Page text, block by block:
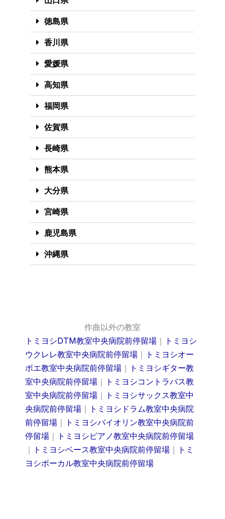
徳島県
香川県
愛媛県
高知県
福岡県
佐賀県
長崎県
熊本県
大分県
宮崎県
鹿児島県
沖縄県
作曲以外の教室
トミヨシDTM教室中央病院前停留場 ｜ トミヨシ
ウクレレ教室中央病院前停留場 ｜ トミヨシオー
ボエ教室中央病院前停留場 ｜ トミヨシギター教
室中央病院前停留場 ｜ トミヨシコントラバス教
室中央病院前停留場 ｜ トミヨシサックス教室中
央病院前停留場 ｜ トミヨシドラム教室中央病院
前停留場 ｜ トミヨシバイオリン教室中央病院前
停留場 ｜ トミヨシピアノ教室中央病院前停留場
｜ トミヨシベース教室中央病院前停留場 ｜ トミ
ヨシボーカル教室中央病院前停留場